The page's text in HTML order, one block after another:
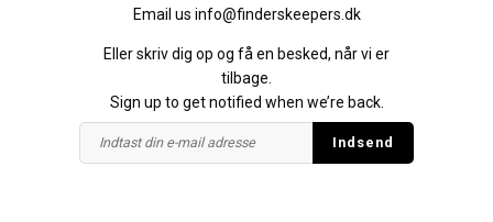
Email us info@finderskeepers.dk
Eller skriv dig op og få en besked, når vi er
tilbage.
Sign up to get notified when we’re back.